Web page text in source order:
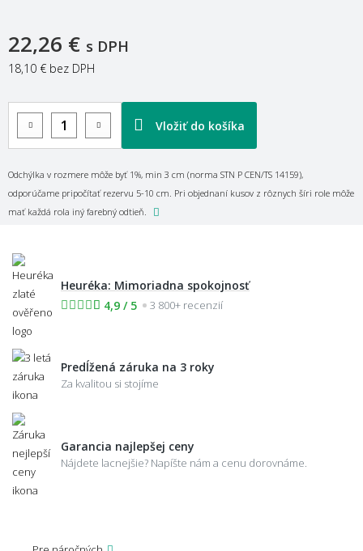
22,26 € s DPH
18,10 € bez DPH
Vložiť do košíka
Odchýlka v rozmere môže byť 1%, min 3 cm (norma STN P CEN/TS 14159),
odporúčame pripočítať rezervu 5-10 cm. Pri objednaní kusov z rôznych šíri role môže
mať každá rola iný farebný odtieň.
Heuréka: Mimoriadna spokojnosť
4,9 / 5
3 800+ recenzií
Predĺžená záruka na 3 roky
Za kvalitou si stojíme
Garancia najlepšej ceny
Nájdete lacnejšie? Napíšte nám a cenu dorovnáme.